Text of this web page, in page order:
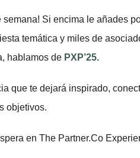
Si encima le añades
temática y miles de
hablamos de PXP’25.
que te dejará inspirado,
objetivos.
en The Partner.Co